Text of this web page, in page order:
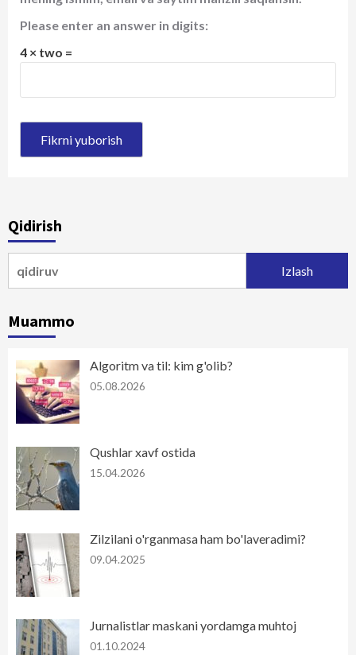
Please enter an answer in digits:
4 × two =
Qidirish
Muammo
Algoritm va til: kim g'olib?
05.08.2026
Qushlar xavf ostida
15.04.2026
Zilzilani o'rganmasa ham bo'laveradimi?
09.04.2025
Jurnalistlar maskani yordamga muhtoj
01.10.2024